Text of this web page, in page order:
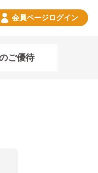
会員ページログイン
ご優待